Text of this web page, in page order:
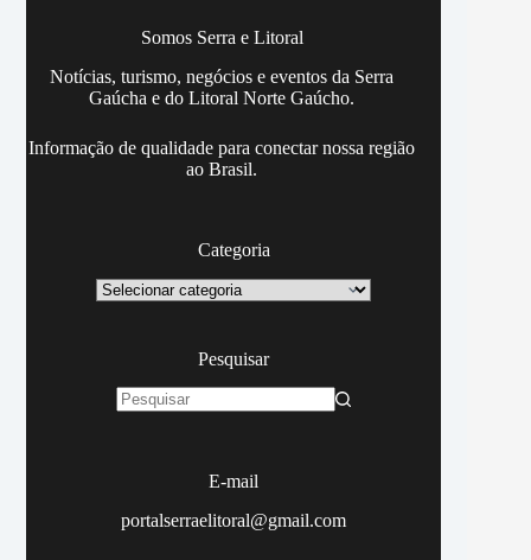
Somos Serra e Litoral
Notícias, turismo, negócios e eventos da Serra
Gaúcha e do Litoral Norte Gaúcho.
Informação de qualidade para conectar nossa região
ao Brasil.
Categoria
Categoria
Pesquisar
E-mail
portalserraelitoral@gmail.com